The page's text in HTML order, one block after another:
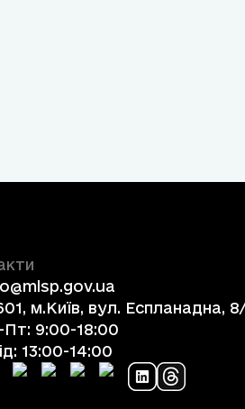
м.Київ, вул. Еспланадна,
Пт: 9:00-18:00
13:00-14:00